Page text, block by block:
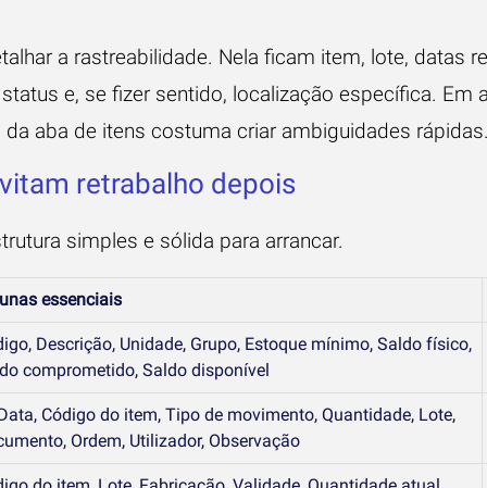
a rastreabilidade. Nela ficam item, lote, datas
e, se fizer sentido, localização específica. Em
aba de itens costuma criar ambiguidades
retrabalho depois
simples e sólida para arrancar.
essenciais
Descrição, Unidade, Grupo, Estoque mínimo, Saldo físico,
comprometido, Saldo disponível
Código do item, Tipo de movimento, Quantidade, Lote,
Ordem, Utilizador, Observação